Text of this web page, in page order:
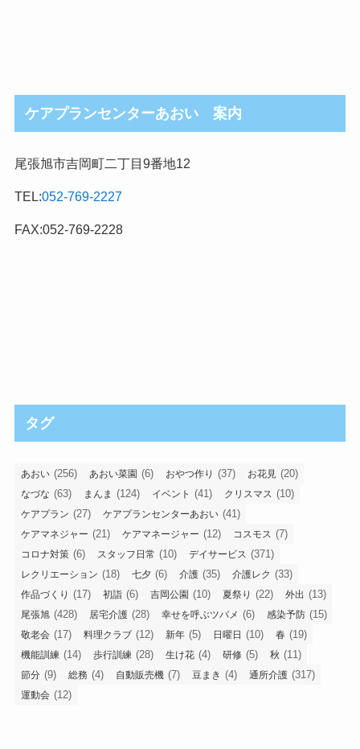
ケアプランセンターあおい 案内
尾張旭市吉岡町二丁目9番地12
TEL:052-769-2227
FAX:052-769-2228
タグ
あおい (256) あおい菜園 (6) おやつ作り (37) お花見 (20)
なづな (63) まんま (124) イベント (41) クリスマス (10)
ケアプラン (27) ケアプランセンターあおい (41)
ケアマネジャー (21) ケアマネージャー (12) コスモス (7)
コロナ対策 (6) スタッフ日常 (10) デイサービス (371)
レクリエーション (18) 七夕 (6) 介護 (35) 介護レク (33)
作品づくり (17) 初詣 (6) 吉岡公園 (10) 夏祭り (22) 外出 (13)
尾張旭 (428) 居宅介護 (28) 幸せを呼ぶツバメ (6) 感染予防 (15)
敬老会 (17) 料理クラブ (12) 新年 (5) 日曜日 (10) 春 (19)
機能訓練 (14) 歩行訓練 (28) 生け花 (4) 研修 (5) 秋 (11)
節分 (9) 総務 (4) 自動販売機 (7) 豆まき (4) 通所介護 (317)
運動会 (12)